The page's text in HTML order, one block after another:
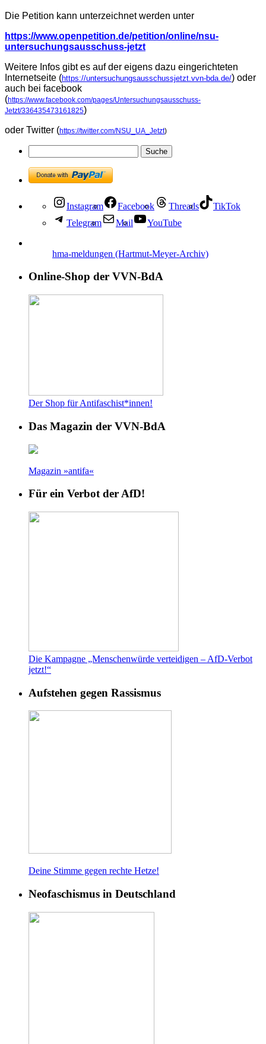
Die Petition kann unterzeichnet werden unter
https://www.openpetition.de/petition/online/nsu-
untersuchungsausschuss-jetzt
Weitere Infos gibt es auf der eigens dazu eingerichteten
Internetseite (https://untersuchungsausschussjetzt.vvn-bda.de/) oder
auch bei facebook
(https://www.facebook.com/pages/Untersuchungsausschuss-
Jetzt/336435473161825)
oder Twitter (https://twitter.com/NSU_UA_Jetzt)
Instagram Facebook Threads
TikTok
Telegram
Mail YouTube
hma-meldungen (Hartmut-Meyer-Archiv)
Online-Shop der VVN-BdA
Der Shop für Antifaschist*innen!
Das Magazin der VVN-BdA
Magazin »antifa«
Für ein Verbot der AfD!
Die Kampagne „Menschenwürde verteidigen – AfD-Verbot
jetzt!“
Aufstehen gegen Rassismus
Deine Stimme gegen rechte Hetze!
Neofaschismus in Deutschland